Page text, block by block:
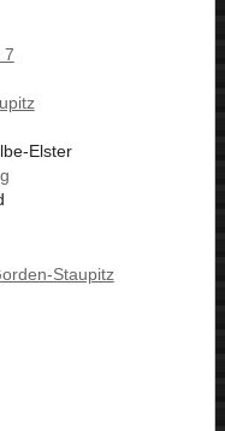
7
Elster
Staupitz